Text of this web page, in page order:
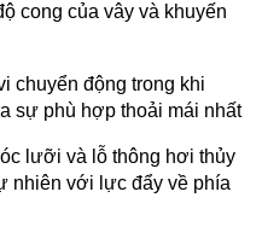
cong của vây và khuyến
chuyển động trong khi
sự phù hợp thoải mái nhất
lưỡi và lỗ thông hơi thủy
nhiên với lực đẩy về phía